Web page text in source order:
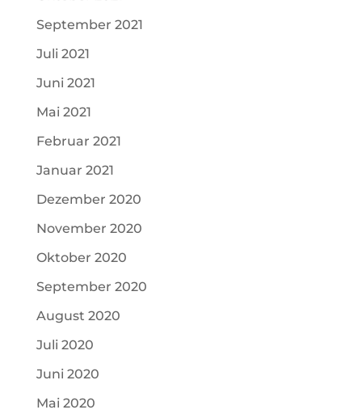
September 2021
Juli 2021
Juni 2021
Mai 2021
Februar 2021
Januar 2021
Dezember 2020
November 2020
Oktober 2020
September 2020
August 2020
Juli 2020
Juni 2020
Mai 2020